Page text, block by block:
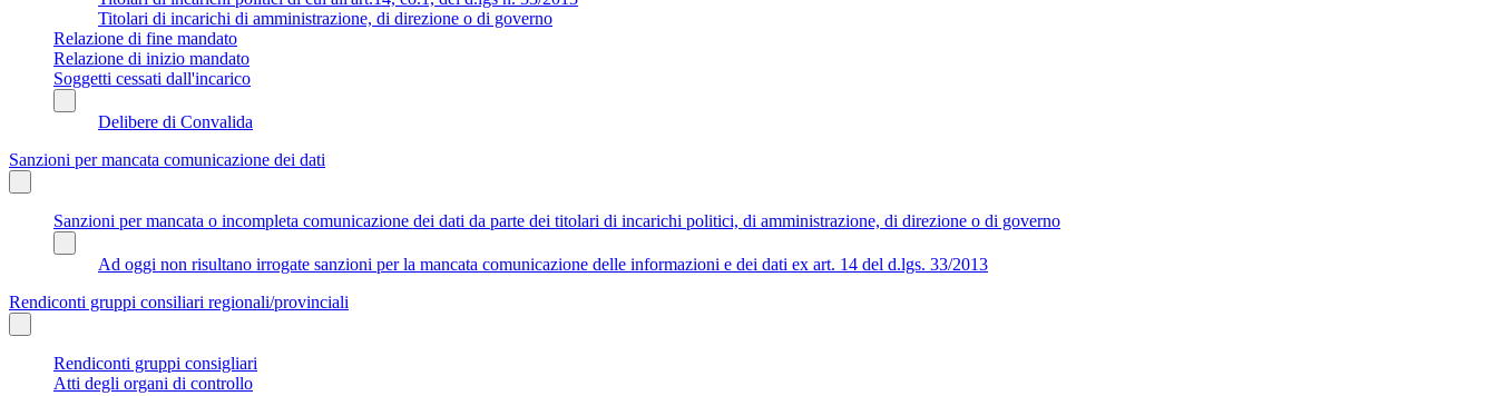
Titolari di incarichi di amministrazione, di direzione o di governo
Relazione di fine mandato
Relazione di inizio mandato
Soggetti cessati dall'incarico
Delibere di Convalida
Sanzioni per mancata comunicazione dei dati
Sanzioni per mancata o incompleta comunicazione dei dati da parte dei titolari di incarichi politici, di amministrazione, di direzione o di governo
Ad oggi non risultano irrogate sanzioni per la mancata comunicazione delle informazioni e dei dati ex art. 14 del d.lgs. 33/2013
Rendiconti gruppi consiliari regionali/provinciali
Rendiconti gruppi consigliari
Atti degli organi di controllo